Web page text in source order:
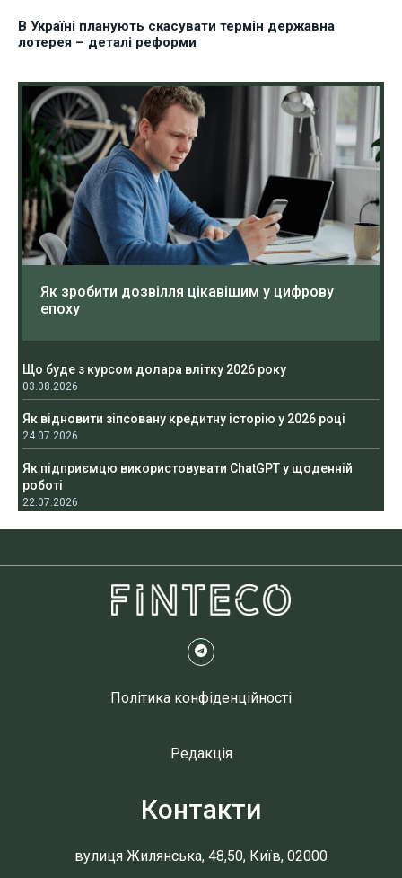
В Україні планують скасувати термін державна
лотерея – деталі реформи
Як зробити дозвілля цікавішим у цифрову
епоху
Що буде з курсом долара влітку 2026 року
03.08.2026
Як відновити зіпсовану кредитну історію у 2026 році
24.07.2026
Як підприємцю використовувати ChatGPT у щоденній
роботі
22.07.2026
Політика конфіденційності
Редакція
Контакти
вулиця Жилянська, 48,50, Київ, 02000